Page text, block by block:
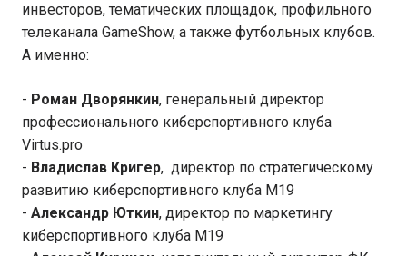
инвесторов, тематических площадок, профильного
телеканала GameShow, а также футбольных клубов.
А именно:
- Роман Дворянкин, генеральный директор
профессионального киберспортивного клуба
Virtus.pro
- Владислав Кригер, директор по стратегическому
развитию киберспортивного клуба М19
- Александр Юткин, директор по маркетингу
киберспортивного клуба М19